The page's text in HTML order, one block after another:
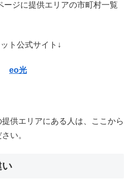
ージに提供エリアの市町村一覧
ト公式サイト↓
eo光
供エリアにある人は、ここから
い。
い